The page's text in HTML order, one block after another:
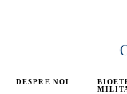
DESPRE NOI